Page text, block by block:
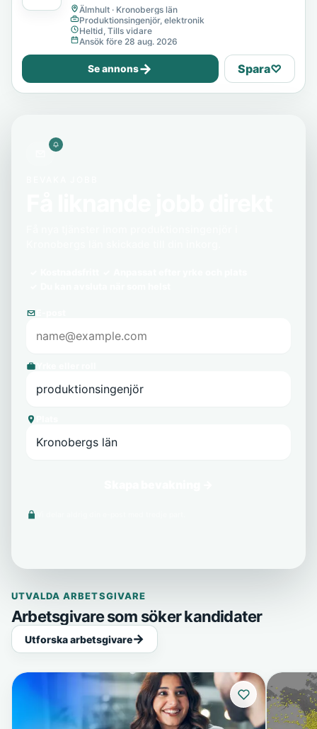
Älmhult · Kronobergs län
Produktionsingenjör, elektronik
Heltid, Tills vidare
Ansök före 28 aug. 2026
Se annons→ Spara♡
UTVALDA ARBETSGIVARE
Arbetsgivare som söker kandidater
Utforska arbetsgivare